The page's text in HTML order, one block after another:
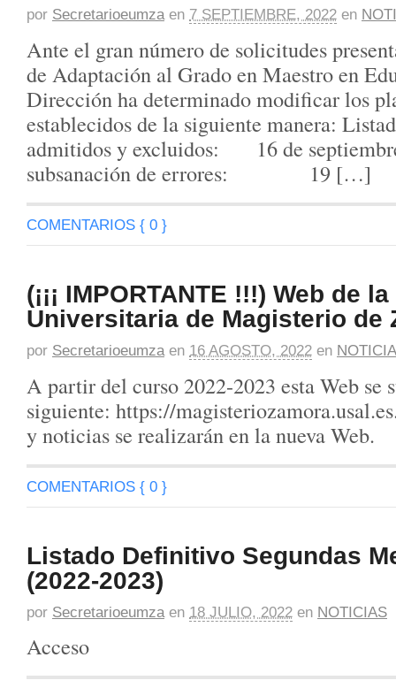
por Secretarioeumza en 7 SEPTIEMBRE, 2022 en
Ante el gran número de solicitudes
de Adaptación al Grado en Maestro en
Dirección ha determinado modificar los
establecidos de la siguiente manera:
admitidos y excluidos: 16 de
subsanación de errores: 19 […]
COMENTARIOS { 0 }
(¡¡¡ IMPORTANTE !!!) Web de
Universitaria de Magisterio de
por Secretarioeumza en 16 AGOSTO, 2022 en
A partir del curso 2022-2023 esta Web se
siguiente: https://
y noticias se realizarán en la nueva Web.
COMENTARIOS { 0 }
Listado Definitivo Segundas
(2022-2023)
por Secretarioeumza en 18 JULIO, 2022 en NOTICIAS
Acceso